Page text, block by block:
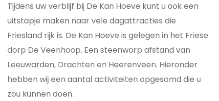
Tijdens uw verblijf bij De Kan Hoeve kunt u ook een
uitstapje maken naar vele dagattracties die
Friesland rijk is. De Kan Hoeve is gelegen in het Friese
dorp De Veenhoop. Een steenworp afstand van
Leeuwarden, Drachten en Heerenveen. Hieronder
hebben wij een aantal activiteiten opgesomd die u
zou kunnen doen.